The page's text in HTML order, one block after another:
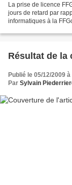
La prise de licence
jours de retard par
informatiques à la
Résultat de la
Publié le 05/12/2009 à
Par Sylvain